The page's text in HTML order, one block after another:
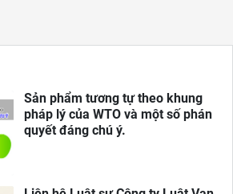
Sản phẩm tương tự theo khung
pháp lý của WTO và một số phán
quyết đáng chú ý.